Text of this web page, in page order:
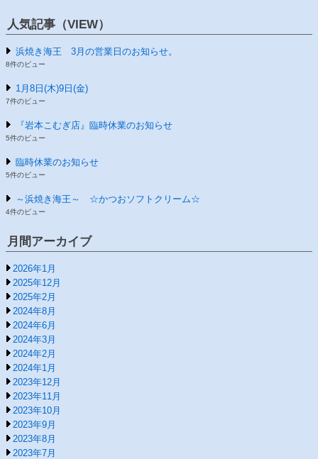
人気記事（VIEW）
浜焼き海王 3月の営業日のお知らせ。
8件のビュー
1月8日(木)9日(金)
7件のビュー
『岩本こむぎ店』臨時休業のお知らせ
5件のビュー
臨時休業のお知らせ
5件のビュー
～浜焼き海王～ ☆かつおソフトクリーム☆
4件のビュー
月間アーカイブ
2026年1月
2025年12月
2025年2月
2024年8月
2024年6月
2024年3月
2024年2月
2024年1月
2023年12月
2023年11月
2023年10月
2023年9月
2023年8月
2023年7月